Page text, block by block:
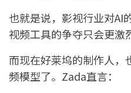
也就是说，影视行业对AI
视频工具的争夺只会更激
而现在好莱坞的制作人，
频模型了。Zada直言：